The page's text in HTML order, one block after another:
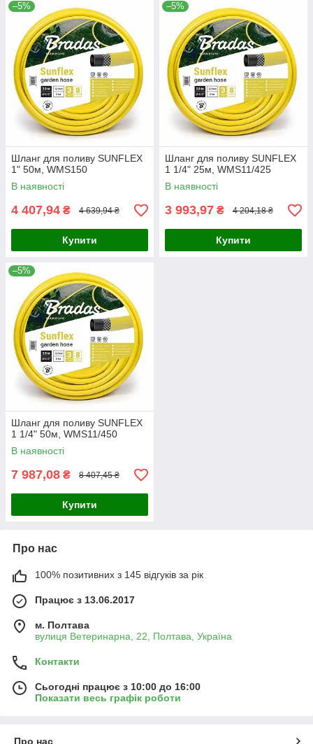
–5%
Шланг для поливу SUNFLEX
1" 50м, WMS150
В наявності
4 407,94 ₴ 4 639,94 ₴
Купити
–5%
Шланг для поливу SUNFLEX
1 1/4" 25м, WMS11/425
В наявності
3 993,97 ₴ 4 204,18 ₴
Купити
–5%
Шланг для поливу SUNFLEX
1 1/4" 50м, WMS11/450
В наявності
7 987,08 ₴ 8 407,45 ₴
Купити
Про нас
100% позитивних з 145 відгуків за рік
Працює з 13.06.2017
м. Полтава
вулиця Ветеринарна, 22, Полтава, Україна
Контакти
Сьогодні працює з 10:00 до 16:00
Показати весь графік роботи
Про нас